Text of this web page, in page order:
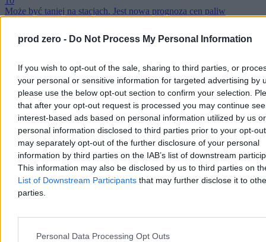
prod zero - Do Not Process My Personal Information
If you wish to opt-out of the sale, sharing to third parties, or
your personal or sensitive information for targeted advertising by
please use the below opt-out section to confirm your selection.
that after your opt-out request is processed you may continue
interest-based ads based on personal information utilized by us or
personal information disclosed to third parties prior to your opt-
may separately opt-out of the further disclosure of your personal
information by third parties on the IAB’s list of downstream
This information may also be disclosed by us to third parties on
List of Downstream Participants that may further disclose it to
parties.
Personal Data Processing Opt Outs
Może być taniej na stacjach. Jest nowa prognoza cen paliw